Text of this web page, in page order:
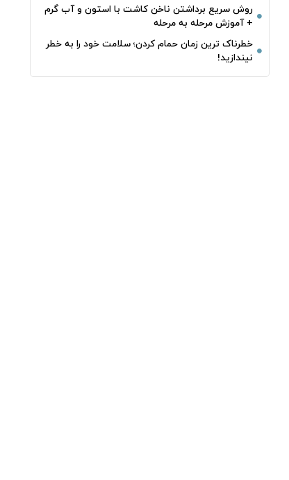
روش سریع برداشتن ناخن کاشت با استون و آب گرم
+ آموزش مرحله به مرحله
خطرناک‌ ترین زمان‌ حمام کردن؛ سلامت خود را به خطر
نیندازید!